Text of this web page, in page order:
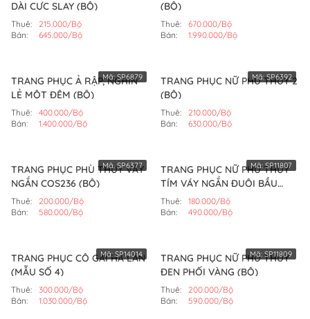
DÀI CỰC SLAY (BỘ)
Thuê:
215.000/Bộ
Bán:
645.000/Bộ
(BỘ)
Thuê:
670.000/Bộ
Bán:
1.990.000/Bộ
TRANG PHỤC Ả RẬP, NGHÌN
LẺ MỘT ĐÊM (BỘ)
Thuê:
400.000/Bộ
Bán:
1.400.000/Bộ
Mã:SP6879
TRANG PHỤC NỮ PHÙ THỦY 2
(BỘ)
Thuê:
210.000/Bộ
Bán:
630.000/Bộ
Mã:SP6392
TRANG PHỤC PHÙ THỦY VÁY
NGẮN COS236 (BỘ)
Thuê:
200.000/Bộ
Bán:
580.000/Bộ
Mã:SP6377
TRANG PHỤC NỮ PHÙ THỦY
TÍM VÁY NGẮN ĐUÔI BẦU
(BỘ)
Thuê:
180.000/Bộ
Bán:
490.000/Bộ
Mã:SP11807
TRANG PHỤC CÔ GÁI HÀ LAN
(MẪU SỐ 4)
Thuê:
300.000/Bộ
Bán:
1.030.000/Bộ
Mã: SP14014
TRANG PHỤC NỮ PHÙ THỦY
ĐEN PHỐI VÀNG (BỘ)
Thuê:
200.000/Bộ
Bán:
590.000/Bộ
Mã: SP11809